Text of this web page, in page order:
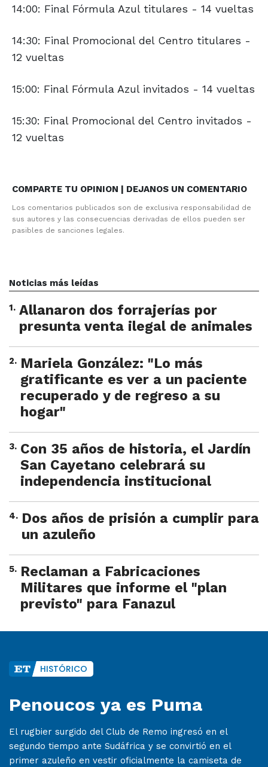
14:00: Final Fórmula Azul titulares - 14 vueltas
14:30: Final Promocional del Centro titulares -
12 vueltas
15:00: Final Fórmula Azul invitados - 14 vueltas
15:30: Final Promocional del Centro invitados -
12 vueltas
COMPARTE TU OPINION | DEJANOS UN COMENTARIO
Los comentarios publicados son de exclusiva responsabilidad de
sus autores y las consecuencias derivadas de ellos pueden ser
pasibles de sanciones legales.
Noticias más leídas
1. Allanaron dos forrajerías por
presunta venta ilegal de animales
2. Mariela González: "Lo más
gratificante es ver a un paciente
recuperado y de regreso a su
hogar"
3. Con 35 años de historia, el Jardín
San Cayetano celebrará su
independencia institucional
4. Dos años de prisión a cumplir para
un azuleño
5. Reclaman a Fabricaciones
Militares que informe el "plan
previsto" para Fanazul
HISTÓRICO
Penoucos ya es Puma
El rugbier surgido del Club de Remo ingresó en el
segundo tiempo ante Sudáfrica y se convirtió en el
primer azuleño en vestir oficialmente la camiseta de